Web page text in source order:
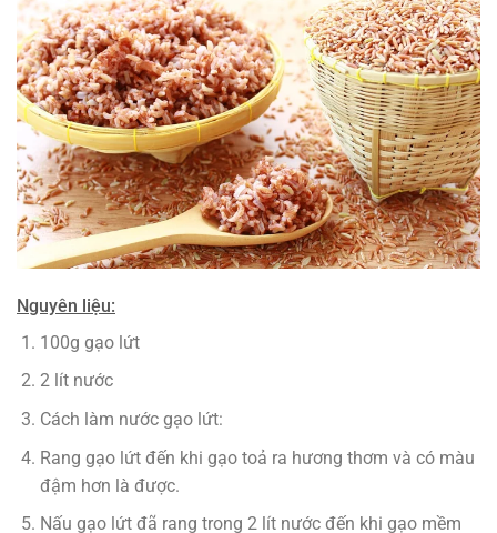
Nguyên liệu:
100g gạo lứt
2 lít nước
Cách làm nước gạo lứt:
Rang gạo lứt đến khi gạo toả ra hương thơm và có màu
đậm hơn là được.
Nấu gạo lứt đã rang trong 2 lít nước đến khi gạo mềm